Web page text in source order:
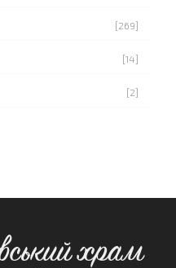
[269]
[14]
[2]
храм